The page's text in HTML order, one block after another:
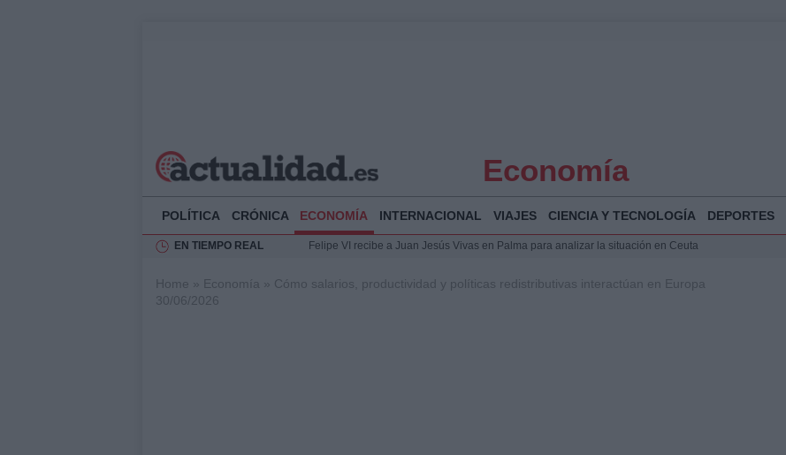
Economía
POLÍTICA CRÓNICA ECONOMÍA INTERNACIONAL VIAJES CIENCIA Y TECNOLOGÍA DEPORTES
EN TIEMPO REAL
Felipe VI recibe a Juan Jesús Vivas en Palma para analizar la situación en Ceuta
Impacto económico y humanitario en Ceuta tras la llegada masiva de migrantes
Home » Economía » Cómo salarios, productividad y políticas redistributivas interactúan en Europa
30/06/2026